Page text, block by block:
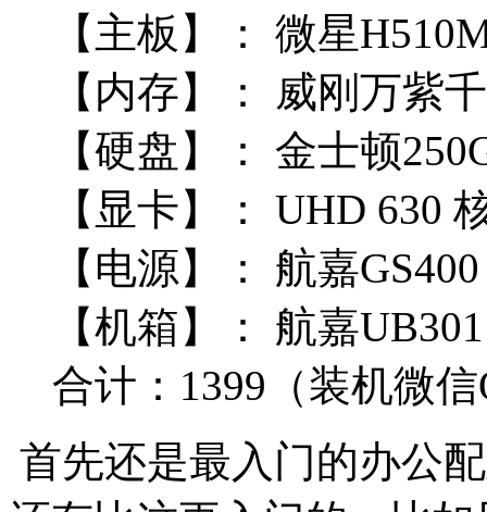
【主板】：
微星
【内存】：
威刚万紫
【硬盘】：
金士顿
【显卡】：
UHD 630
【电源】：
航嘉
【机箱】：
航嘉UB301
合计 ：1399（装机微
首先还是最入门的办公